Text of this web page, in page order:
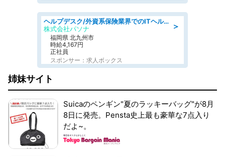
＞
ヘルプデスク/外資系保険業界でのITヘルプデスク業務/駅近/即日勤務可/ヘルプデスク
株式会社パソナ
福岡県 北九州市
時給4,167円
正社員
スポンサー：求人ボックス
姉妹サイト
Suicaのペンギン"夏のラッキーバッグ"が8月
8日に発売。Pensta史上最も豪華な7点入り
だよ~。